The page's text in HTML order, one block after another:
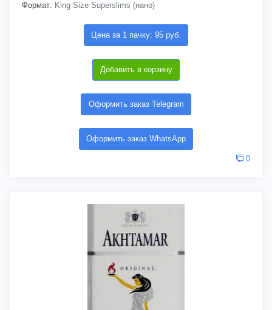
Формат: King Size Superslims (нано)
Цена за 1 пачку: 95 руб.
Добавить в корзину
Оформить заказ Telegram
Оформить заказ WhatsApp
0